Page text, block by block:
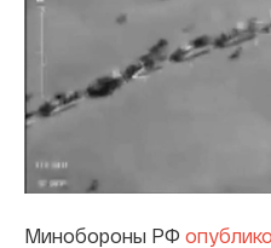
Минобороны РФ